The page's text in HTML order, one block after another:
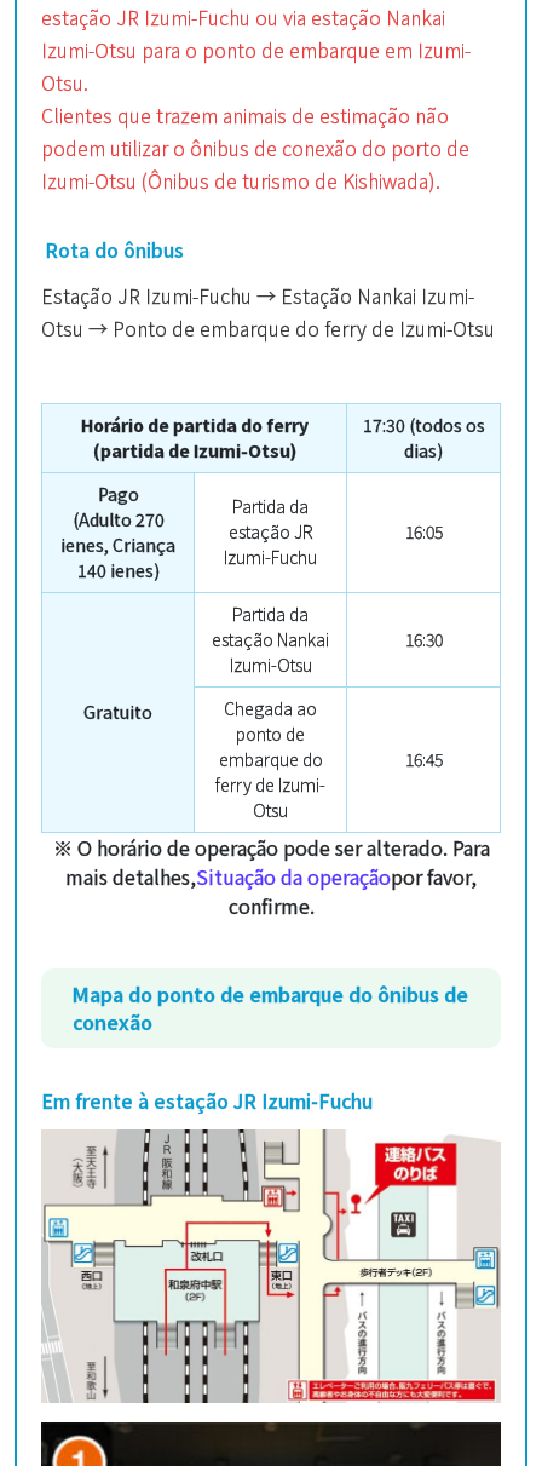
estação JR Izumi-Fuchu ou via estação Nankai
Izumi-Otsu para o ponto de embarque em Izumi-
Otsu.
Clientes que trazem animais de estimação não
podem utilizar o ônibus de conexão do porto de
Izumi-Otsu (Ônibus de turismo de Kishiwada).
Rota do ônibus
Estação JR Izumi-Fuchu → Estação Nankai Izumi-
Otsu → Ponto de embarque do ferry de Izumi-Otsu
Horário de partida do ferry
(partida de Izumi-Otsu)
17:30 (todos os
dias)
Pago
(Adulto 270
ienes, Criança
140 ienes)
Partida da
estação JR
Izumi-Fuchu
16:05
Gratuito
Partida da
estação Nankai
Izumi-Otsu
16:30
Chegada ao
ponto de
embarque do
ferry de Izumi-
Otsu
16:45
※ O horário de operação pode ser alterado. Para
mais detalhes,Situação da operaçãopor favor,
confirme.
Mapa do ponto de embarque do ônibus de
conexão
Em frente à estação JR Izumi-Fuchu